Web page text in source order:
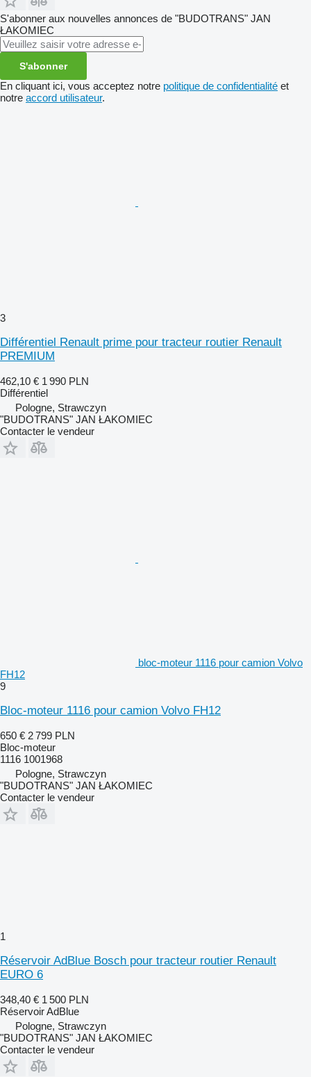
S'abonner aux nouvelles annonces de "BUDOTRANS" JAN
ŁAKOMIEC
S'abonner
En cliquant ici, vous acceptez notre politique de confidentialité et
notre accord utilisateur.
3
Différentiel Renault prime pour tracteur routier Renault
PREMIUM
462,10 € 1 990 PLN
Différentiel
Pologne, Strawczyn
"BUDOTRANS" JAN ŁAKOMIEC
Contacter le vendeur
bloc-moteur 1116 pour camion Volvo
FH12
9
Bloc-moteur 1116 pour camion Volvo FH12
650 € 2 799 PLN
Bloc-moteur
1116 1001968
Pologne, Strawczyn
"BUDOTRANS" JAN ŁAKOMIEC
Contacter le vendeur
1
Réservoir AdBlue Bosch pour tracteur routier Renault
EURO 6
348,40 € 1 500 PLN
Réservoir AdBlue
Pologne, Strawczyn
"BUDOTRANS" JAN ŁAKOMIEC
Contacter le vendeur